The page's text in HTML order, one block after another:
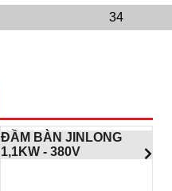
34
ĐẦM BÀN JINLONG
1,1KW - 380V